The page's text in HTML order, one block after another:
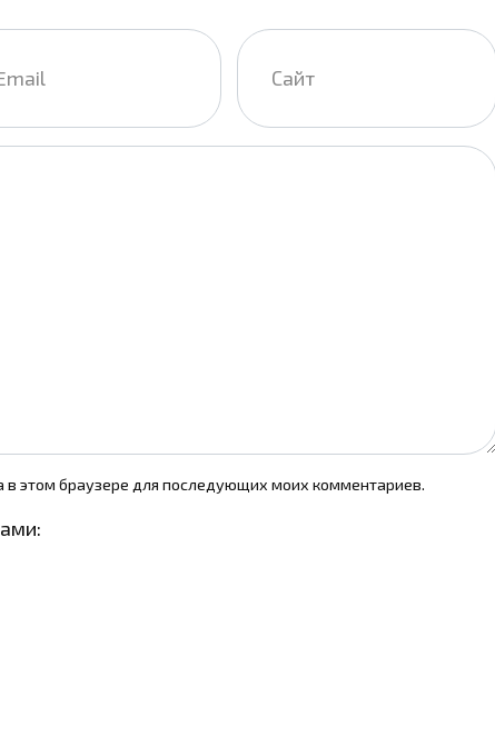
Сайт
в этом браузере для последующих моих комментариев.